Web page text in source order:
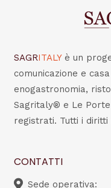
SAGRITALY è un
comunicazione e
enogastronomia,
Sagritaly® e Le
registrati. Tutti i diritti
CONTATTI
Sede operativa: